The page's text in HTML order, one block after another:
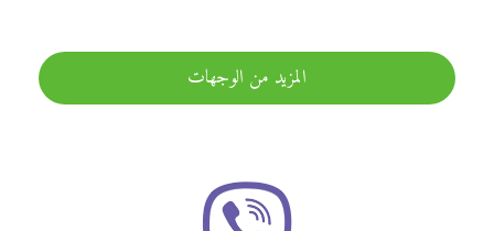
المزيد من الوجهات